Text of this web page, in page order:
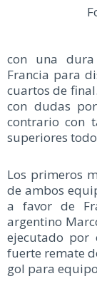
con una dura
Francia para
cuartos de
con dudas
contrario con
superiores
Los primeros
de ambos
a favor de
argentino
ejecutado por
fuerte remate
gol para